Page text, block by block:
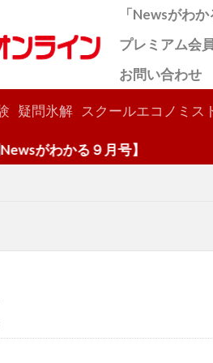
「Newsがわ
プレミアム会
お問い合わせ
疑問氷解 スクールエコノミス
がわかる９月号】